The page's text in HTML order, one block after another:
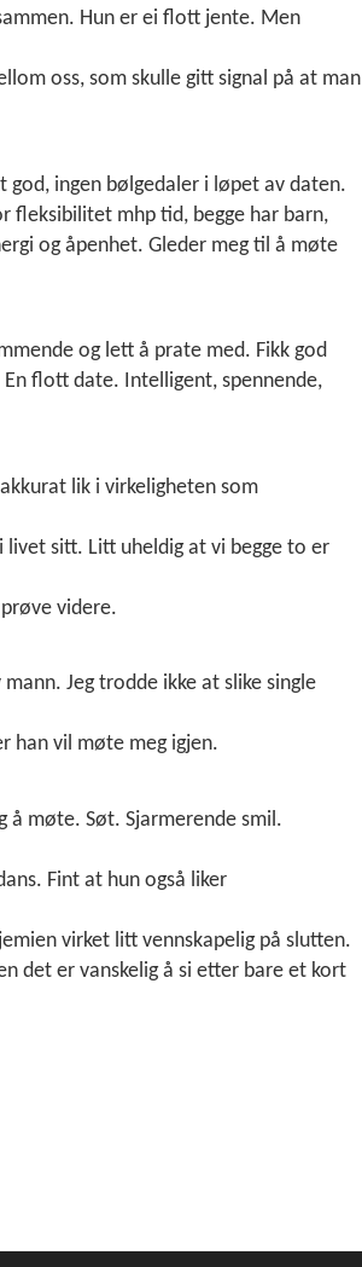
Hun er ei flott jente. Men
oss, som skulle gitt signal på at man
god, ingen bølgedaler i løpet av daten.
fleksibilitet mhp tid, begge har barn,
og åpenhet. Gleder meg til å møte
og lett å prate med. Fikk god
flott date. Intelligent, spennende,
lik i virkeligheten som
livet sitt. Litt uheldig at vi begge to er
videre.
Jeg trodde ikke at slike single
han vil møte meg igjen.
å møte. Søt. Sjarmerende smil.
Fint at hun også liker
virket litt vennskapelig på slutten.
det er vanskelig å si etter bare et kort